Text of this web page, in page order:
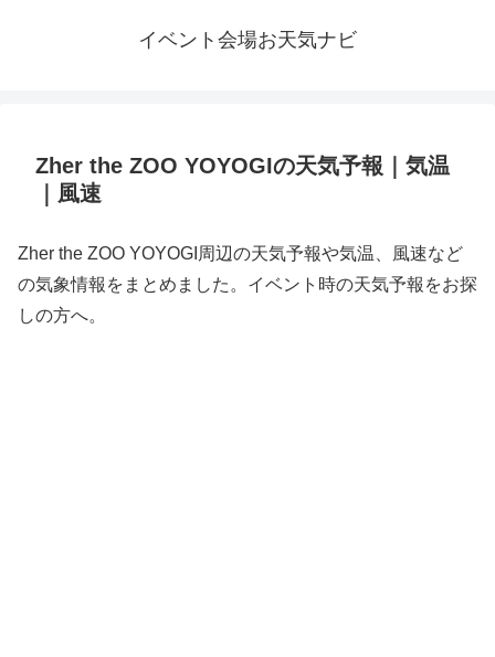
イベント会場お天気ナビ
Zher the ZOO YOYOGIの天気予報｜気温
｜風速
Zher the ZOO YOYOGI周辺の天気予報や気温、風速など
の気象情報をまとめました。イベント時の天気予報をお探
しの方へ。